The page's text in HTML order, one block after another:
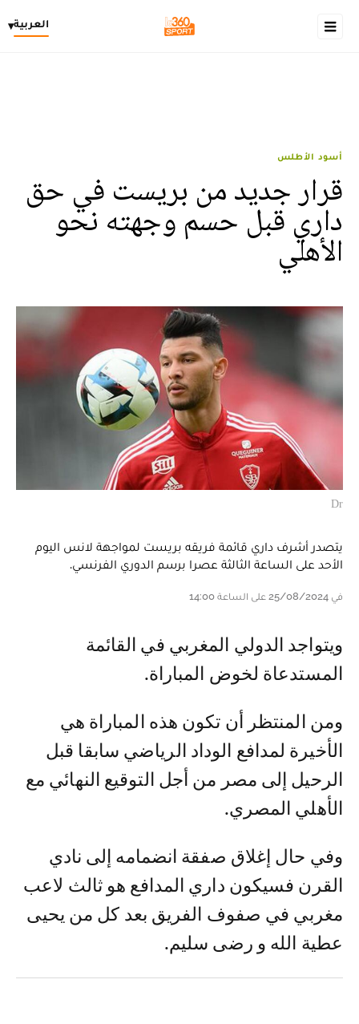
العربية▾
أسود الأطلس
قرار جديد من بريست في حق
داري قبل حسم وجهته نحو
الأهلي
Dr
يتصدر أشرف داري قائمة فريقه بريست لمواجهة لانس اليوم
الأحد على الساعة الثالثة عصرا برسم الدوري الفرنسي.
في 25/08/2024 على الساعة 14:00
ويتواجد الدولي المغربي في القائمة
المستدعاة لخوض المباراة.
ومن المنتظر أن تكون هذه المباراة هي
الأخيرة لمدافع الوداد الرياضي سابقا قبل
الرحيل إلى مصر من أجل التوقيع النهائي مع
الأهلي المصري.
وفي حال إغلاق صفقة انضمامه إلى نادي
القرن فسيكون داري المدافع هو ثالث لاعب
مغربي في صفوف الفريق بعد كل من يحيى
عطية الله و رضى سليم.